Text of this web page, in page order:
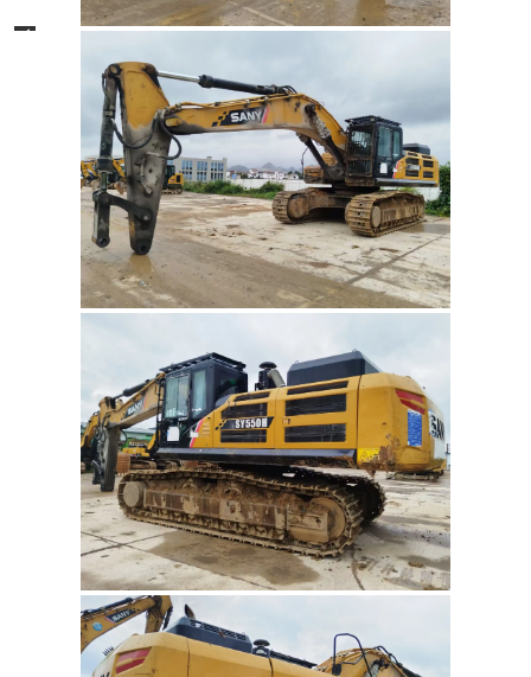
ព័ត៌មានមូលដ្ឋាន
ប្រភេទផលិតផល ម៉ាស៊ីនជីក
Sany
SY485
7714ម៉ោង
ព័ត៌មានអំពីការបញ្ចេញជាតិពុល ចិន III
លេខសម្គាល់ -
ទំងន់ម៉ាស៊ីន 55តោន
គ្រឿងបន្លាស់
ចិនដីគោក